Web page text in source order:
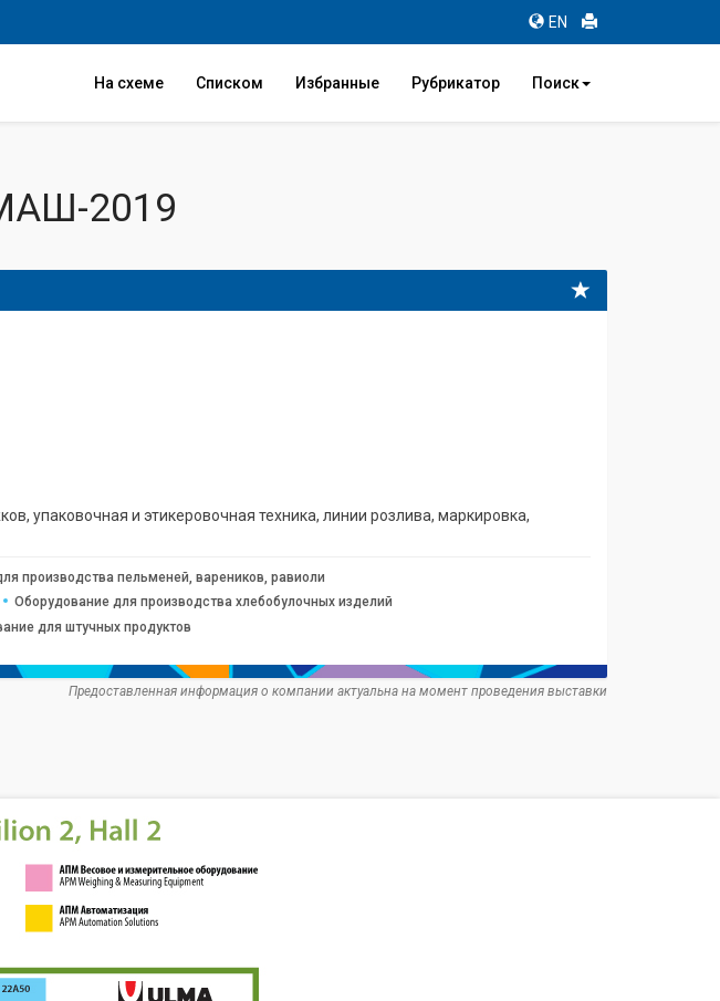
EN
На схеме Списком Избранные Рубрикатор Поиск
2019
упаковочная и этикеровочная техника, линии розлива, маркировка,
производства пельменей, вареников, равиоли
Оборудование для производства хлебобулочных изделий
для штучных продуктов
Предоставленная информация о компании актуальна на момент проведения выставки